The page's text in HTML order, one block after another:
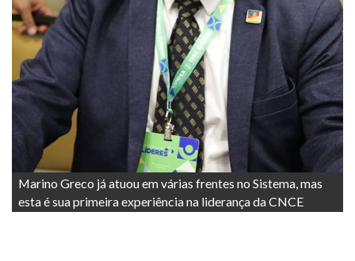
Marino Greco já atuou em várias frentes no Sistema, mas
esta é sua primeira experiência na liderança da CNCE